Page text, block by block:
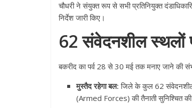
चौधरी ने संयुक्त रूप से सभी प्रतिनियुक्त
निर्देश जारी किए ।
62 संवेदनशील स्थलों
बकरीद का पर्व 28 से 30 मई तक मनाए जाने की
मुस्तैद रहेगा बल: जिले के कुल 62 संवेदनशील
(Armed Forces) की तैनाती सुनिश्चित